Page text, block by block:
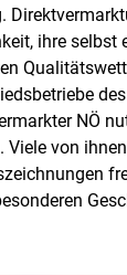
to main
ihre selbst
NÖ
Viele von